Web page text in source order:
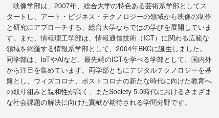
映像学部は、2007年、総合大学の特色ある芸術系学部としてス
タートし、アート・ビジネス・テクノロジーの領域から映像の制作
と研究にアプローチする、総合大学ならではの学びを展開していま
す。また、情報理工学部は、情報通信技術（ICT）に関わる広範な
領域を網羅する情報系学部として、2004年BKCに誕生しました。
同学部は、IoTやAIなど、最先端のICTを学べる学部として、国内外
から注目を集めています。両学部ともにデジタルテクノロジーを基
盤とし、ウィズコロナ、ポストコロナの新たな時代に向けた教育へ
の取り組みと親和性が高く、またSociety 5.0時代におけるさまざま
な社会課題の解決に向けた貢献が期待される学問分野です。